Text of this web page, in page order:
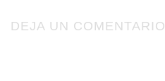
DEJA UN COMENTARIO